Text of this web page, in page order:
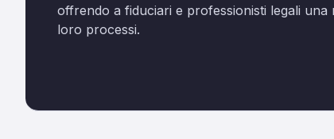
offrendo a fiduciari e professionisti legali una
loro processi.